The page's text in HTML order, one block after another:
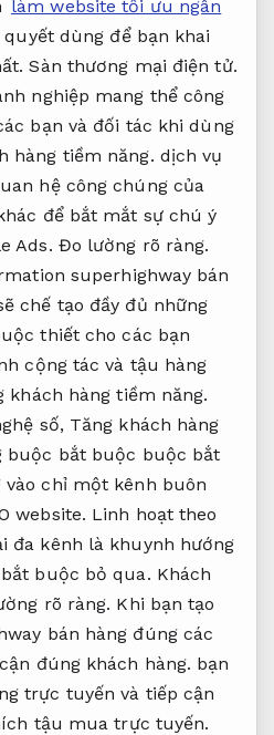
làm website tối ưu ngân
dùng để bạn khai
Sàn thương mại điện tử.
nghiệp mang thể công
bạn và đối tác khi dùng
hàng tiềm năng. dịch vụ
hệ công chúng của
để bắt mắt sự chú ý
Ads. Đo lường rõ ràng.
superhighway bán
chế tạo đầy đủ những
thiết cho các bạn
cộng tác và tậu hàng
khách hàng tiềm năng.
số, Tăng khách hàng
buộc bắt buộc buộc bắt
chỉ một kênh buôn
website. Linh hoạt theo
đa kênh là khuynh hướng
buộc bỏ qua. Khách
rõ ràng. Khi bạn tạo
bán hàng đúng các
đúng khách hàng. bạn
trực tuyến và tiếp cận
tậu mua trực tuyến.